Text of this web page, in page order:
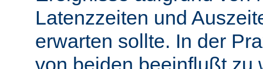
Latenzzeiten und
erwarten sollte. In der
von beiden beeinflußt zu